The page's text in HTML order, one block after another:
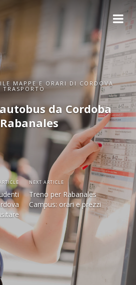
MAPPE E ORARI DI CORDOVA
TRASPORTO
da Cordoba
NEXT ARTICLE
Treno per Rabanales
Campus: orari e prezzi